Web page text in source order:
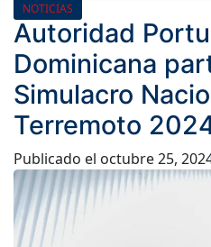
NOTICIAS
Autoridad
Dominicana
Simulacro
Terremoto
Publicado el octubre 25,